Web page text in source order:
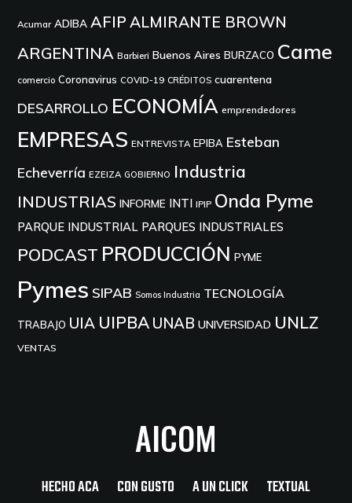
Acumar ADIBA AFIP ALMIRANTE BROWN
ARGENTINA Barbieri Buenos Aires BURZACO Came
comercio Coronavirus COVID-19 CRÉDITOS cuarentena
DESARROLLO ECONOMÍA emprendedores
EMPRESAS ENTREVISTA EPIBA Esteban
Echeverría EZEIZA GOBIERNO Industria
INDUSTRIAS INFORME INTI IPIP Onda Pyme
PARQUE INDUSTRIAL PARQUES INDUSTRIALES
PODCAST PRODUCCIÓN PYME
Pymes SIPAB Somos Industria TECNOLOGÍA
TRABAJO UIA UIPBA UNAB UNIVERSIDAD UNLZ
VENTAS
AICOM
HECHO ACA CON GUSTO A UN CLICK TEXTUAL